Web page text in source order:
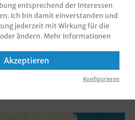
PRODUKT GEKAUFT
DIESE PRODUKTE
entsprechend der Interessen
Ich bin damit einverstanden und
jederzeit mit Wirkung für die
ändern. Mehr Informationen
Akzeptieren
Konfigurieren